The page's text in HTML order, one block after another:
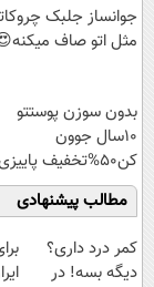
جوانساز جلبک
مثل اتو صاف
بدون سوزن پوستتو
10سال جوون
کن50%تخفیف پاییزی
مطالب پیشنهادی
کمر درد داری؟
دیگه بسه! در